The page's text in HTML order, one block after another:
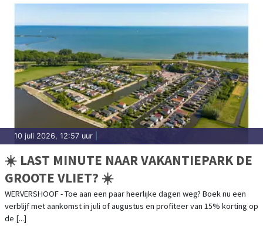
10 juli 2026, 12:57 uur
☀️ LAST MINUTE NAAR VAKANTIEPARK DE
GROOTE VLIET? ☀️
WERVERSHOOF - Toe aan een paar heerlijke dagen weg? Boek nu een
verblijf met aankomst in juli of augustus en profiteer van 15% korting op
de [...]